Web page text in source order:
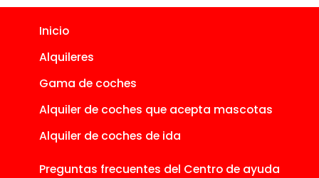
Inicio
Alquileres
Gama de coches
Alquiler de coches que acepta mascotas
Alquiler de coches de ida
Preguntas frecuentes del Centro de ayuda